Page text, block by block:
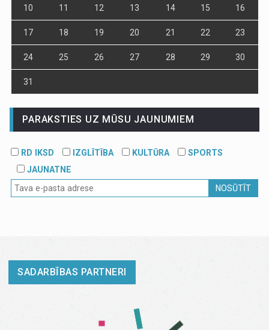
10 11 12 13 14 15 16
17 18 19 20 21 22 23
24 25 26 27 28 29 30
31
PARAKSTIES UZ MŪSU JAUNUMIEM
RD IKSD IZGLĪTĪBA KULTŪRA
SPORTS
JAUNATNE
NOSŪTĪT
SADARBĪBAS PARTNERI